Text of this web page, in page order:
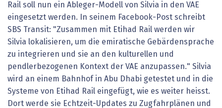
Rail soll nun ein Ableger-Modell von Silvia in den VAE
eingesetzt werden. In seinem Facebook-Post schreibt
SBS Transit: "Zusammen mit Etihad Rail werden wir
Silvia lokalisieren, um die emiratische Gebärdensprache
zu integrieren und sie an den kulturellen und
pendlerbezogenen Kontext der VAE anzupassen." Silvia
wird an einem Bahnhof in Abu Dhabi getestet und in die
Systeme von Etihad Rail eingefügt, wie es weiter heisst.
Dort werde sie Echtzeit-Updates zu Zugfahrplänen und